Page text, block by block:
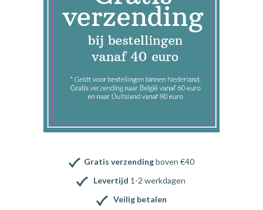
Gratis verzendingboven €40
Levertijd 1-2 werkdagen
Veilig betalen